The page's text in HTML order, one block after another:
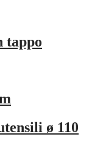
tappo
ø 110